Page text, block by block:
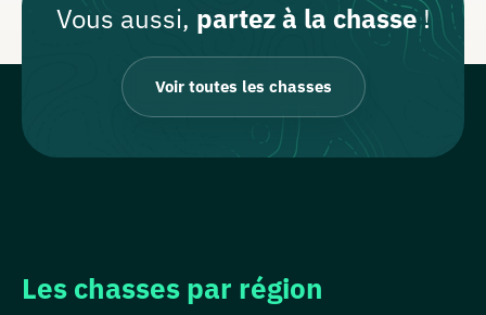
Vous aussi, partez à la chasse!
Voir toutes les chasses
Les chasses par région